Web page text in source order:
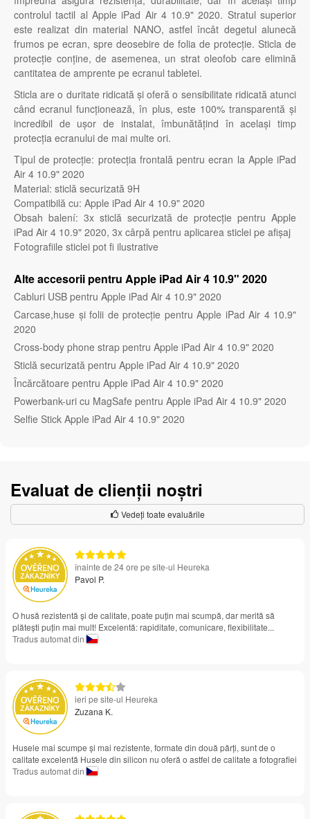
controlul tactil al Apple iPad Air 4 10.9" 2020. Stratul superior
este realizat din material NANO, astfel încât degetul alunecă
frumos pe ecran, spre deosebire de folia de protecție. Sticla de
protecție conține, de asemenea, un strat oleofob care elimină
cantitatea de amprente pe ecranul tabletei.
Sticla are o duritate ridicată și oferă o sensibilitate ridicată atunci
când ecranul funcționează, în plus, este 100% transparentă și
incredibil de ușor de instalat, îmbunătățind în același timp
protecția ecranului de mai multe ori.
Tipul de protecție: protecția frontală pentru ecran la Apple iPad
Air 4 10.9" 2020
Material: sticlă securizată 9H
Compatibilă cu: Apple iPad Air 4 10.9" 2020
Obsah balení: 3x sticlă securizată de protecție pentru Apple
iPad Air 4 10.9" 2020, 3x cârpă pentru aplicarea sticlei pe afișaj
Fotografiile sticlei pot fi ilustrative
Alte accesorii pentru Apple iPad Air 4 10.9" 2020
Cabluri USB pentru Apple iPad Air 4 10.9" 2020
Carcase,huse și folii de protecție pentru Apple iPad Air 4 10.9"
2020
Cross-body phone strap pentru Apple iPad Air 4 10.9" 2020
Sticlă securizată pentru Apple iPad Air 4 10.9" 2020
Încărcătoare pentru Apple iPad Air 4 10.9" 2020
Powerbank-uri cu MagSafe pentru Apple iPad Air 4 10.9" 2020
Selfie Stick Apple iPad Air 4 10.9" 2020
Evaluat de clienții noștri
Vedeți toate evaluările
înainte de 24 ore pe site-ul Heureka
Pavol P.
O husă rezistentă și de calitate, poate puțin mai scumpă, dar merită să
plătești puțin mai mult! Excelentă: rapiditate, comunicare, flexibilitate...
Tradus automat din
ieri pe site-ul Heureka
Zuzana K.
Husele mai scumpe și mai rezistente, formate din două părți, sunt de o
calitate excelentă Husele din silicon nu oferă o astfel de calitate a fotografiei
Tradus automat din